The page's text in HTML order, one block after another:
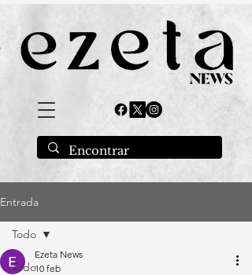
Entrada
Todo
Todo
Ezeta News
10 feb